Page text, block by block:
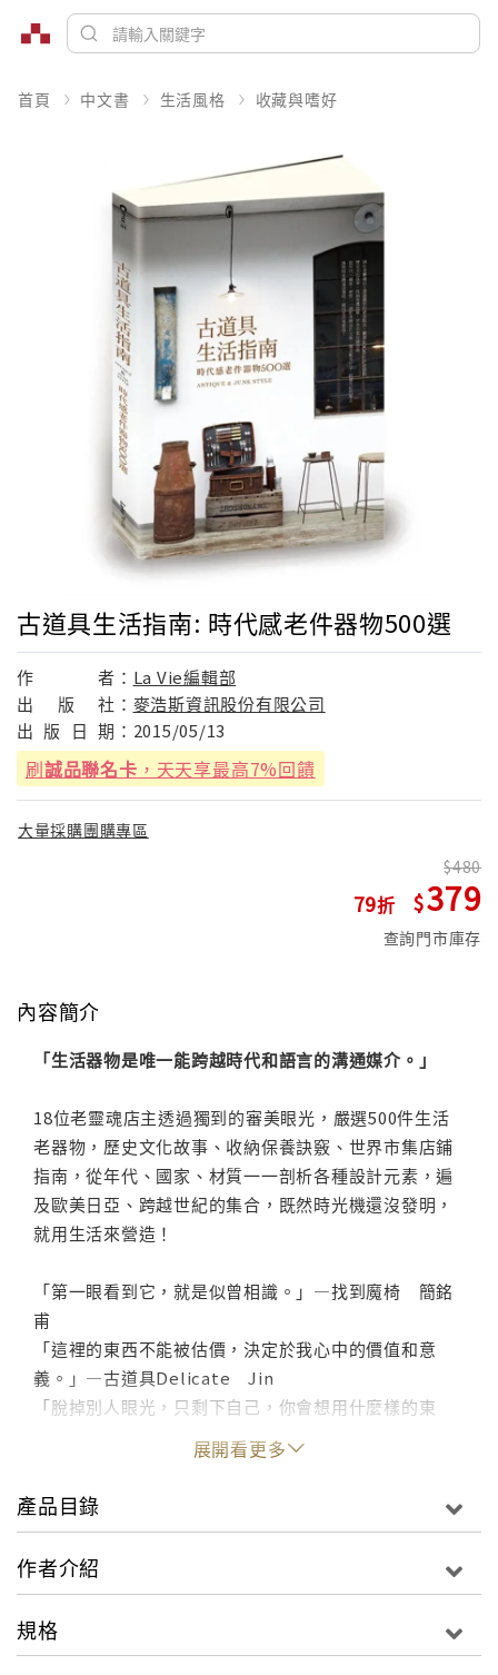
首頁 中文書 生活風格 收藏與嗜好
古道具生活指南: 時代感老件器物500選
作 者： La Vie編輯部
出
版 社： 麥浩斯資訊股份有限公司
出 版 日 期： 2015/05/13
刷誠品聯名卡 ，天天享最高7%回饋
大量採購團購專區
79
480
379
查詢門市庫存
內容簡介
「生活器物是唯一能跨越時代和語言的溝通媒介。」
18位老靈魂店主透過獨到的審美眼光，嚴選500件生活
老器物，歷史文化故事、收納保養訣竅、世界市集店鋪
指南，從年代、國家、材質一一剖析各種設計元素，遍
及歐美日亞、跨越世紀的集合，既然時光機還沒發明，
就用生活來營造！
「第一眼看到它，就是似曾相識。」—找到魔椅 簡銘
甫
「這裡的東西不能被估價，決定於我心中的價值和意
義。」—古道具Delicate Jin
「脫掉別人眼光，只剩下自己，你會想用什麼樣的東
西？」—達開想樂 Sophia
想像回到十九、二十世紀過生活，講究的工藝設計，溫
潤的時光色彩，用Wabi-Sabi的殘破美學看見不完美的
nonsense趣味，德國粗獷剛硬嚴謹而俐落，日本傳承
民純真，1950s、1960s、1970s……、金屬皮革木材，
展開看更多
產品目錄
作者介紹
規格